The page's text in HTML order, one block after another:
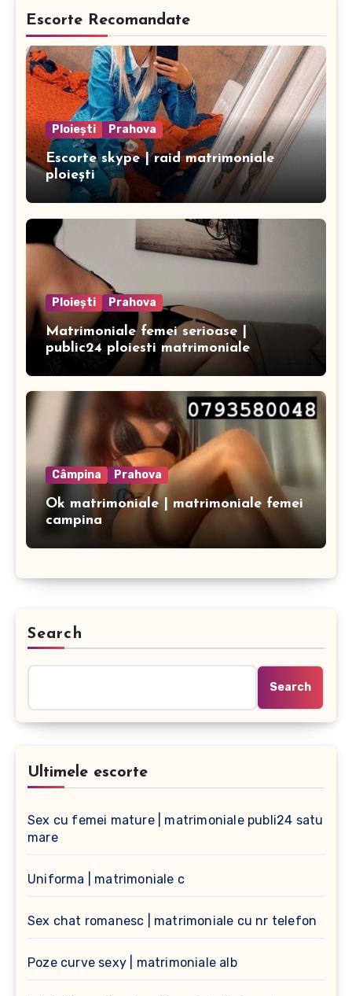
Escorte Recomandate
Ploiești Prahova
Escorte skype | raid matrimoniale
ploiești
Ploiești Prahova
Matrimoniale femei serioase |
public24 ploiesti matrimoniale
Câmpina Prahova
Ok matrimoniale | matrimoniale femei
campina
Search
Search
Ultimele escorte
Sex cu femei mature | matrimoniale publi24 satu
mare
Uniforma | matrimoniale c
Sex chat romanesc | matrimoniale cu nr telefon
Poze curve sexy | matrimoniale alb